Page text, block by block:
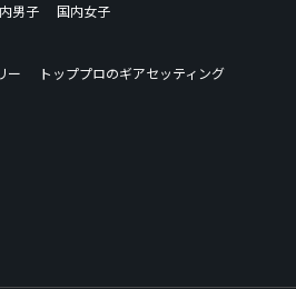
男子
国内女子
ー
トッププロのギアセッティング